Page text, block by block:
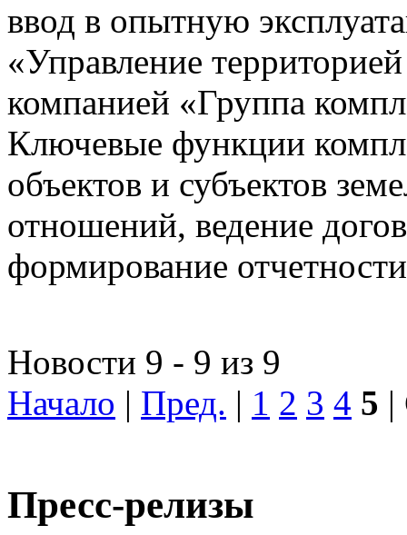
ввод в опытную
«Управление
компанией «Группа
Ключевые функции
объектов и субъектов
отношений, ведение
формирование
Новости 9 - 9 из 9
Начало | Пред. | 1 2 3 4 5 |
Пресс-релизы